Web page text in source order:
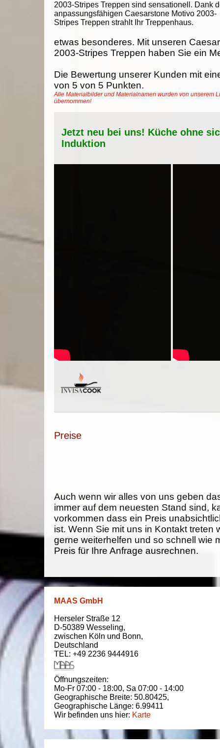
2003-Stripes Treppen sind sensationell. Dank
anpassungsfähigen Caesarstone Motivo 2003-
Stripes Treppen strahlt Ihr Treppenhaus.
etwas besonderes. Mit unseren
2003-Stripes Treppen haben Sie ein
Die Bewertung unserer Kunden mit
von 5 von 5 Punkten.
Alle Materialbilder und Materialnamen wurden von unserem
übernommen!
Jetzt neu bei uns! Küche ohne
Induktion
Preise
Auch wenn wir alles von uns geben
immer auf dem neuesten Stand sind,
vorkommen dass ein Preis
ist. Wenn Sie mit uns in Kontakt treten
gerne weiterhelfen und so schnell wie
Preis für Ihre Anfrage ausrechnen.
MAAS GmbH
Herseler Straße 12
D-50389 Wesseling,
zwischen Köln und Bonn,
Deutschland
TEL: +49 2236 9444916
Öffnungszeiten:
Mo-Fr 07:00 - 18:00, Sa 07:00 - 14:00
Geographische Breite: 50.80425,
Geographische Länge: 6.99411
Wir befinden uns hier: Karte